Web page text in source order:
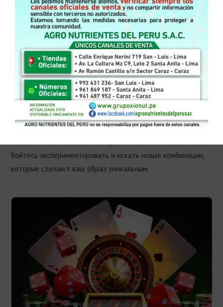
пин-ап
Важно помнить, что стиль пин-ап, как и любой другой,
требует уверенности в себе и хорошем самочувствии.
Создавая свой образ, вы должны чувствовать себя
комфортно и привлекательно. Каждая деталь, от одежды
до макияжа, должна подчеркивать вашу индивидуальность
и делать вас счастливой.
Применение стиля пин-ап может стать не только модным
бойтесь экспериментировать и искать новые комбинации,
которые сделают ваш образ уникальным.